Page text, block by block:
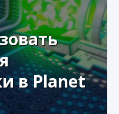
0 1
в Planet